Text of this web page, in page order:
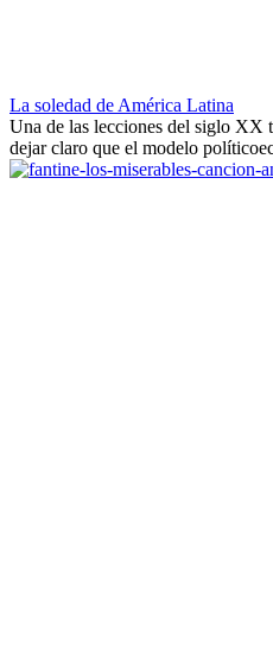
La soledad de América Latina
Una de las lecciones del siglo XX
dejar claro que el modelo